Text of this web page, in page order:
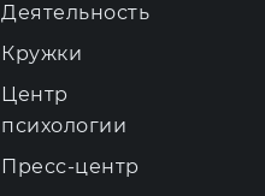
Деятельность
Кружки
Центр
психологии
Пресс-центр